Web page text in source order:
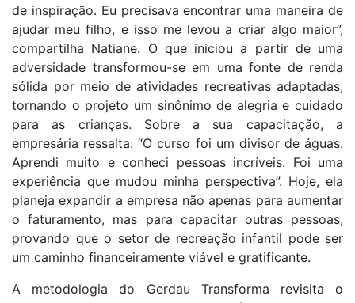
de inspiração. Eu precisava encontrar uma maneira de
ajudar meu filho, e isso me levou a criar algo maior”,
compartilha Natiane. O que iniciou a partir de uma
adversidade transformou-se em uma fonte de renda
sólida por meio de atividades recreativas adaptadas,
tornando o projeto um sinônimo de alegria e cuidado
para as crianças. Sobre a sua capacitação, a
empresária ressalta: “O curso foi um divisor de águas.
Aprendi muito e conheci pessoas incríveis. Foi uma
experiência que mudou minha perspectiva”. Hoje, ela
planeja expandir a empresa não apenas para aumentar
o faturamento, mas para capacitar outras pessoas,
provando que o setor de recreação infantil pode ser
um caminho financeiramente viável e gratificante.
A metodologia do Gerdau Transforma revisita o